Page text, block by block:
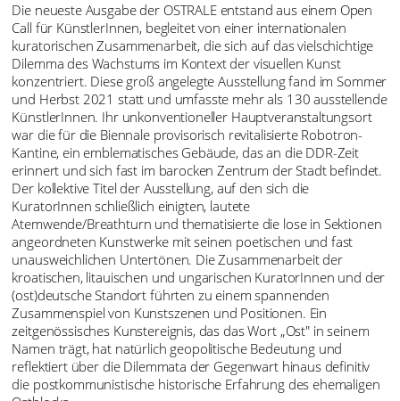
Die neueste Ausgabe der OSTRALE entstand aus einem Open
Call für KünstlerInnen, begleitet von einer internationalen
kuratorischen Zusammenarbeit, die sich auf das vielschichtige
Dilemma des Wachstums im Kontext der visuellen Kunst
konzentriert. Diese groß angelegte Ausstellung fand im Sommer
und Herbst 2021 statt und umfasste mehr als 130 ausstellende
KünstlerInnen. Ihr unkonventioneller Hauptveranstaltungsort
war die für die Biennale provisorisch revitalisierte Robotron-
Kantine, ein emblematisches Gebäude, das an die DDR-Zeit
erinnert und sich fast im barocken Zentrum der Stadt befindet.
Der kollektive Titel der Ausstellung, auf den sich die
KuratorInnen schließlich einigten, lautete
Atemwende/Breathturn und thematisierte die lose in Sektionen
angeordneten Kunstwerke mit seinen poetischen und fast
unausweichlichen Untertönen. Die Zusammenarbeit der
kroatischen, litauischen und ungarischen KuratorInnen und der
(ost)deutsche Standort führten zu einem spannenden
Zusammenspiel von Kunstszenen und Positionen. Ein
zeitgenössisches Kunstereignis, das das Wort „Ost" in seinem
Namen trägt, hat natürlich geopolitische Bedeutung und
reflektiert über die Dilemmata der Gegenwart hinaus definitiv
die postkommunistische historische Erfahrung des ehemaligen